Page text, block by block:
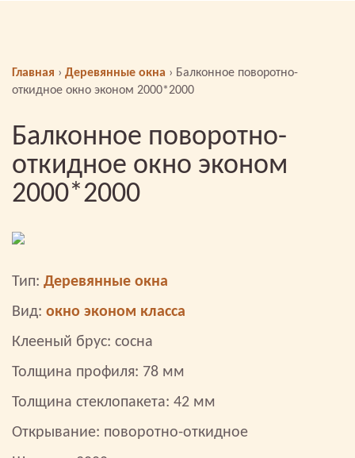
Главная › Деревянные окна › Балконное поворотно-
откидное окно эконом 2000*2000
Балконное поворотно-
откидное окно эконом
2000*2000
Тип: Деревянные окна
Вид: окно эконом класса
Клееный брус: сосна
Толщина профиля: 78 мм
Толщина стеклопакета: 42 мм
Открывание: поворотно-откидное